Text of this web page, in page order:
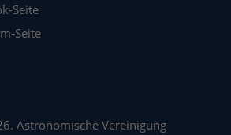
Seite
Seite
Astronomische Vereinigung